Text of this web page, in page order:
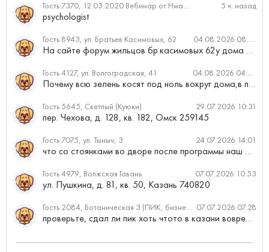
Гость 7370, 12.03.2020 Вебинар от Нмаркет.ПРО: «Актуальное об ипотеке: что нужно знать» 5 ч. назад
psychologist
Гость 8943, ул. Братьев Касимовых, 62 04.08.2026 08:34
На сайте форум жильцов бр.касимовых 62у дома растут красивые...
Гость 4127, ул. Волгоградская, 41 04.08.2026 04:46
Почему всю зелень косят под ноль вокруг дома,в полисадниках....
Гость 5645, Светлый (Куюки) 29.07.2026 10:31
пер. Чехова, д. 128, кв. 182, Омск 259145
Гость 7075, ул. Тыныч, 3 24.07.2026 14:01
что со стоянками во дворе после программы наш двор
Гость 4979, Волжская Гавань 07.07.2026 10:53
ул. Пушкина, д. 81, кв. 50, Казань 740820
Гость 2084, Ботаническая 3 (ПИК, бизнес-класс) 07.07.2026 07:28
проверьте, сдал ли пик хоть чтото в казани вовремя?